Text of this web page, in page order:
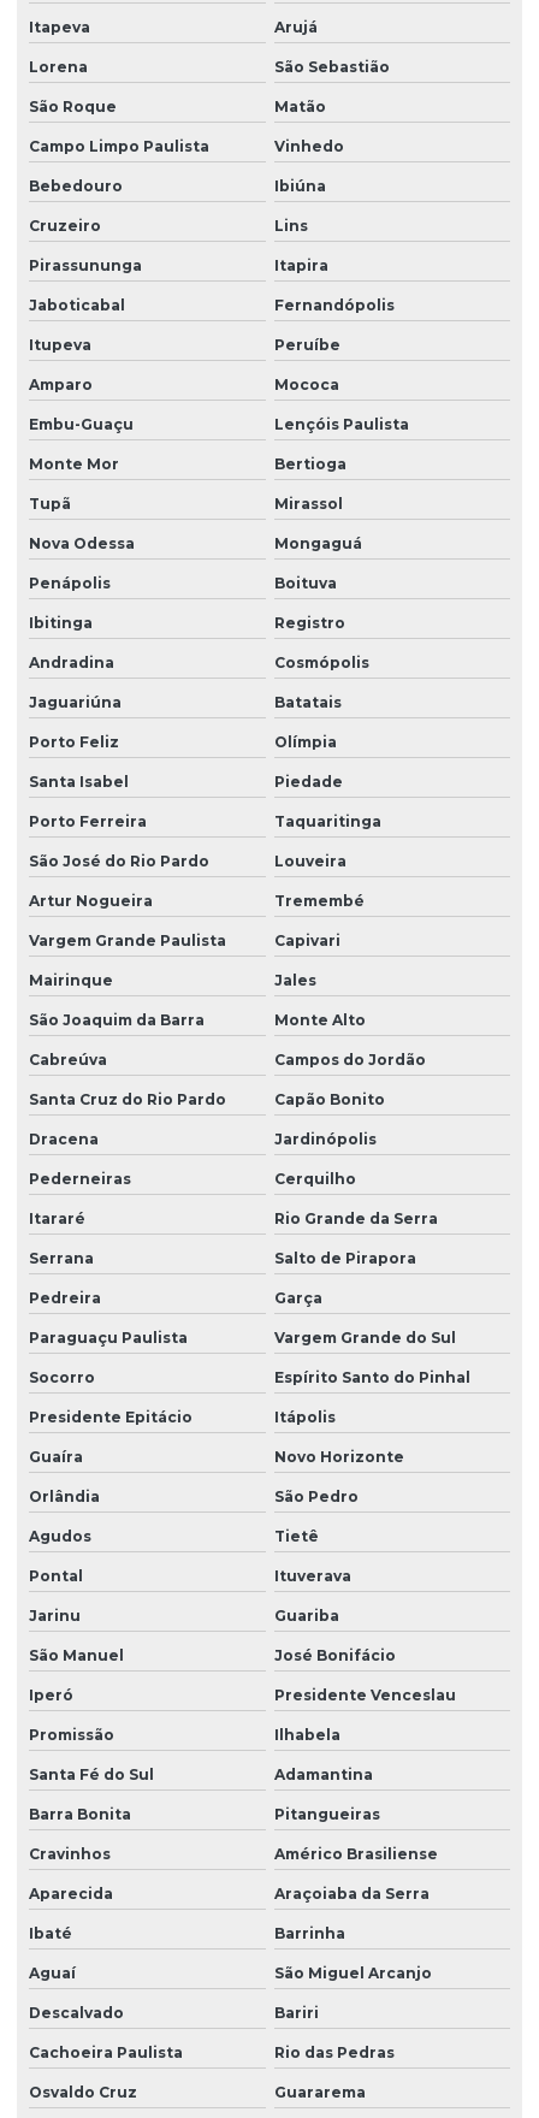
Lavagem de vidros e fachadas
Limpeza e conservação terceirizada
Limpeza empresarial especializada
Limpeza empresarial terceirizada
Limpeza escritorio terceirizada
Limpeza de fachada comercial
Limpeza de fachada com hidrojateamento
Limpeza de fachada de loja
Limpeza fachada orçamento
Limpeza de fachada preço
Limpeza de fachada predial
Limpeza de fachadas
Limpeza de fachadas de prédios
Limpeza de fachadas de vidro
Limpeza e manutenção predial terceirizada
Limpeza pós obra
Limpeza pós obra valor
Limpeza predial terceirizada
Limpeza profissional em empresas
Limpeza profissional de piso
Limpeza profissional de vidros
Limpeza terceirizada
Limpeza de vidro predial
Limpeza de vidros em altura
Limpeza de vidros em altura valor
Limpeza de vidros empresa
Limpeza de vidros externos
Limpeza de vidros e fachadas
Limpeza de vidros preço
Manutenção elétrica predial
Manutenção predial facilities
Melhores empresas de portaria virtual
Orçamento de limpeza de fachada
Orçamento de limpeza de vidros
Patrimonial zeladoria
Portaria de condomínio automatizada
Portaria eletrônica
Portaria eletrônica condomínio
Itapeva Arujá
Lorena São Sebastião
São Roque Matão
Campo Limpo Paulista Vinhedo
Bebedouro Ibiúna
Cruzeiro Lins
Pirassununga Itapira
Jaboticabal Fernandópolis
Itupeva Peruíbe
Amparo Mococa
Embu-Guaçu Lençóis Paulista
Monte Mor Bertioga
Tupã Mirassol
Nova Odessa Mongaguá
Penápolis Boituva
Ibitinga Registro
Andradina Cosmópolis
Jaguariúna Batatais
Porto Feliz Olímpia
Santa Isabel Piedade
Porto Ferreira Taquaritinga
São José do Rio Pardo Louveira
Artur Nogueira Tremembé
Vargem Grande Paulista Capivari
Mairinque Jales
São Joaquim da Barra Monte Alto
Cabreúva Campos do Jordão
Santa Cruz do Rio Pardo Capão Bonito
Dracena Jardinópolis
Pederneiras Cerquilho
Itararé Rio Grande da Serra
Serrana Salto de Pirapora
Pedreira Garça
Paraguaçu Paulista Vargem Grande do Sul
Socorro Espírito Santo do Pinhal
Presidente Epitácio Itápolis
Guaíra Novo Horizonte
Orlândia São Pedro
Agudos Tietê
Pontal Ituverava
Jarinu Guariba
São Manuel José Bonifácio
Iperó Presidente Venceslau
Promissão Ilhabela
Santa Fé do Sul Adamantina
Barra Bonita Pitangueiras
Cravinhos Américo Brasiliense
Aparecida Araçoiaba da Serra
Ibaté Barrinha
Aguaí São Miguel Arcanjo
Descalvado Bariri
Cachoeira Paulista Rio das Pedras
Osvaldo Cruz Guararema